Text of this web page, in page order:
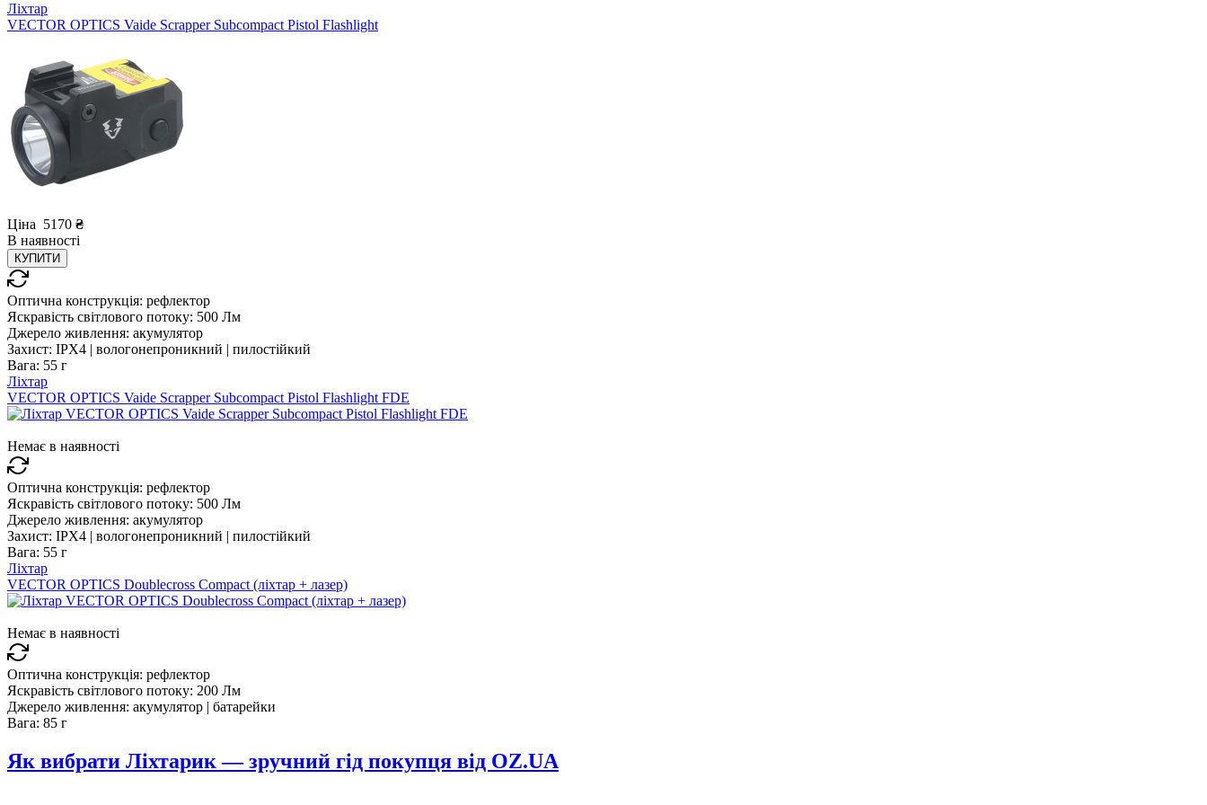
Ліхтар
VECTOR OPTICS Vaide Scrapper Subcompact Pistol Flashlight
Ціна 5170 ₴
В наявності
КУПИТИ
Оптична конструкція: рефлектор
Яскравість світлового потоку: 500 Лм
Джерело живлення: акумулятор
Захист: IPX4 | вологонепроникний | пилостійкий
Вага: 55 г
Ліхтар
VECTOR OPTICS Vaide Scrapper Subcompact Pistol Flashlight FDE
Немає в наявності
Оптична конструкція: рефлектор
Яскравість світлового потоку: 500 Лм
Джерело живлення: акумулятор
Захист: IPX4 | вологонепроникний | пилостійкий
Вага: 55 г
Ліхтар
VECTOR OPTICS Doublecross Compact (ліхтар + лазер)
Немає в наявності
Оптична конструкція: рефлектор
Яскравість світлового потоку: 200 Лм
Джерело живлення: акумулятор | батарейки
Вага: 85 г
Як вибрати Ліхтарик — зручний гід покупця від OZ.UA